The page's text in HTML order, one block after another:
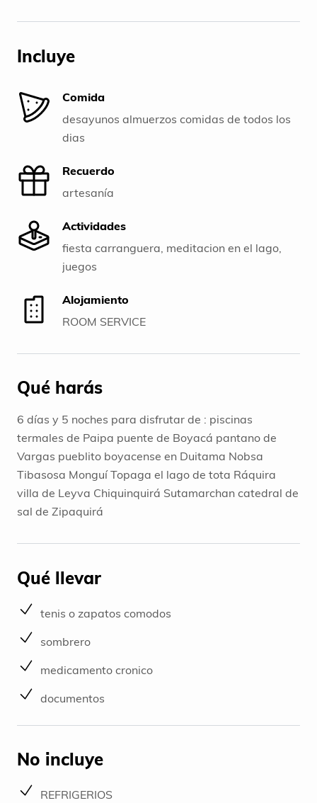
Incluye
Comida
desayunos almuerzos comidas de todos los
dias
Recuerdo
artesanía
Actividades
fiesta carranguera, meditacion en el lago,
juegos
Alojamiento
ROOM SERVICE
Qué harás
6 días y 5 noches para disfrutar de : piscinas
termales de Paipa puente de Boyacá pantano de
Vargas pueblito boyacense en Duitama Nobsa
Tibasosa Monguí Topaga el lago de tota Ráquira
villa de Leyva Chiquinquirá Sutamarchan catedral de
sal de Zipaquirá
Qué llevar
tenis o zapatos comodos
sombrero
medicamento cronico
documentos
No incluye
REFRIGERIOS